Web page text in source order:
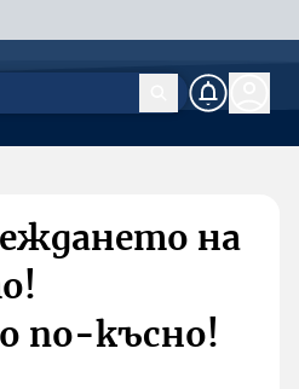
на
по-късно!